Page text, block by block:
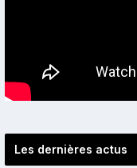
Les dernières actus